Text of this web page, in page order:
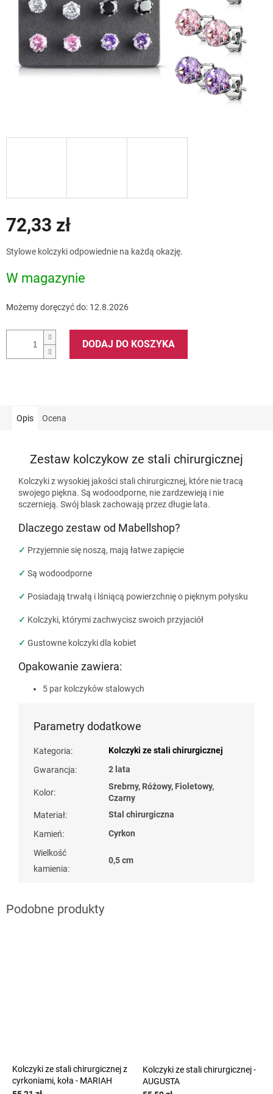
72,33 zł
jednostkowa:
Stylowe kolczyki odpowiednie na każdą okazję.
W magazynie
Możemy doręczyć do: 12.8.2026
DODAJ DO KOSZYKA
Opis Ocena
Zestaw kolczykow ze stali chirurgicznej
Kolczyki z wysokiej jakości stali chirurgicznej, które nie tracą
swojego piękna. Są wodoodporne, nie zardzewieją i nie
sczernieją. Swój blask zachowają przez długie lata.
Dlaczego zestaw od Mabellshop?
✓ Przyjemnie się noszą, mają łatwe zapięcie
✓ Są wodoodporne
✓ Posiadają trwałą i lśniącą powierzchnię o pięknym połysku
✓ Kolczyki, którymi zachwycisz swoich przyjaciół
✓ Gustowne kolczyki dla kobiet
Opakowanie zawiera:
5 par kolczyków stalowych
Parametry dodatkowe
Kategoria:
Kolczyki ze stali chirurgicznej
Gwarancja: 2 lata
Kolor:
Srebrny, Różowy, Fioletowy,
Czarny
Materiał:
Stal chirurgiczna
Kamień:
Cyrkon
Wielkość
kamienia:
0,5 cm
Kolczyki ze stali chirurgicznej z
cyrkoniami, koła - MARIAH
Kolczyki ze stali chirurgicznej -
AUGUSTA